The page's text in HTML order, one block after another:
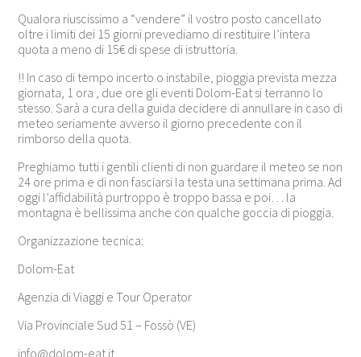
Qualora riuscissimo a “vendere” il vostro posto cancellato
oltre i limiti dei 15 giorni prevediamo di restituire l’intera
quota a meno di 15€ di spese di istruttoria.
!! In caso di tempo incerto o instabile, pioggia prevista mezza
giornata, 1 ora , due ore gli eventi Dolom-Eat si terranno lo
stesso. Sarà a cura della guida decidere di annullare in caso di
meteo seriamente avverso il giorno precedente con il
rimborso della quota.
Preghiamo tutti i gentili clienti di non guardare il meteo se non
24 ore prima e di non fasciarsi la testa una settimana prima. Ad
oggi l’affidabilità purtroppo è troppo bassa e poi… la
montagna è bellissima anche con qualche goccia di pioggia.
Organizzazione tecnica:
Dolom-Eat
Agenzia di Viaggi e Tour Operator
Via Provinciale Sud 51 – Fossò (VE)
info@dolom-eat.it